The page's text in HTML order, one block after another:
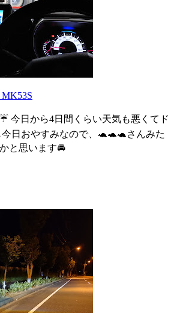
今日から4日間くらい天気も悪くてド
日おやすみなので、🐢🐢🐢さんみた
と思います🚘️